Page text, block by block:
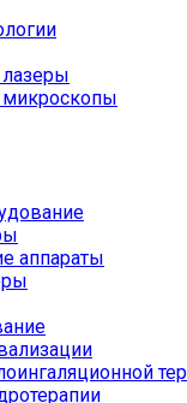
микроскопы
аппараты